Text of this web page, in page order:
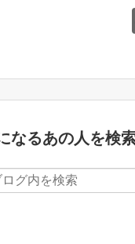
なるあの人を検